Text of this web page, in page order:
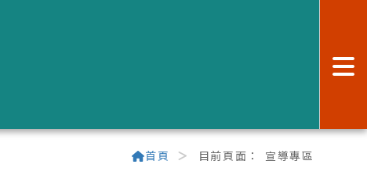
首頁 目前頁面： 宣導專區